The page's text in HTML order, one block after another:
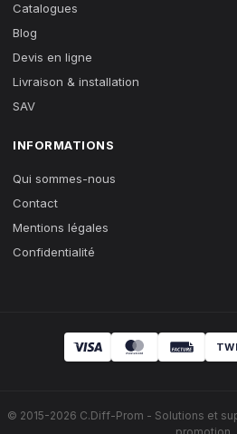
Catalogues
Blog
Devis en ligne
Livraison & installation
SAV
INFORMATIONS
Qui sommes-nous
Contact
Mentions légales
Confidentialité
© 2015-2026 C.Diff-Prom - Solutions et